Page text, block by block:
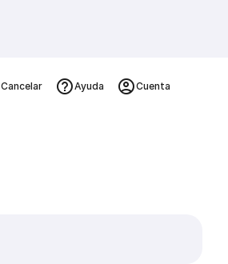
Cancelar Ayuda Cuenta